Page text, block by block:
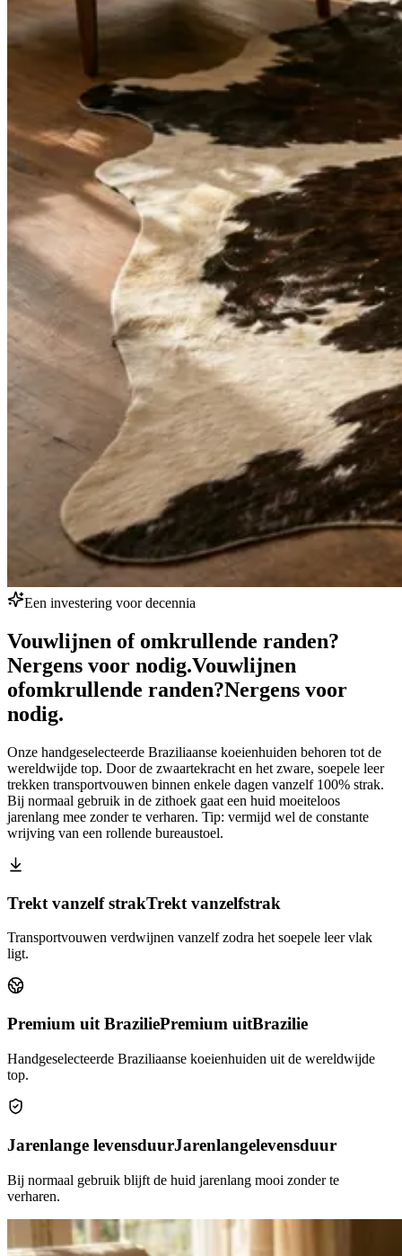
Een investering voor decennia
Vouwlijnen of omkrullende randen?
Nergens voor nodig.Vouwlijnen
ofomkrullende randen?Nergens voor
nodig.
Onze handgeselecteerde Braziliaanse koeienhuiden behoren tot de
wereldwijde top. Door de zwaartekracht en het zware, soepele leer
trekken transportvouwen binnen enkele dagen vanzelf 100% strak.
Bij normaal gebruik in de zithoek gaat een huid moeiteloos
jarenlang mee zonder te verharen. Tip: vermijd wel de constante
wrijving van een rollende bureaustoel.
Trekt vanzelf strakTrekt vanzelfstrak
Transportvouwen verdwijnen vanzelf zodra het soepele leer vlak
ligt.
Premium uit BraziliePremium uitBrazilie
Handgeselecteerde Braziliaanse koeienhuiden uit de wereldwijde
top.
Jarenlange levensduurJarenlangelevensduur
Bij normaal gebruik blijft de huid jarenlang mooi zonder te
verharen.